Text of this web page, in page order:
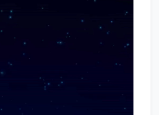
vídeo